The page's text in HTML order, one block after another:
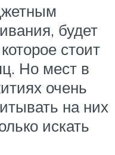
будет
стоит
Но мест в
очень
на них
искать